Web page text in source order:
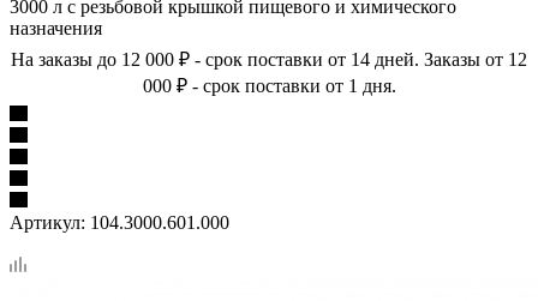
3000 л с резьбовой крышкой пищевого и химического
назначения
На заказы до 12 000 ₽ - срок поставки от 14 дней. Заказы от 12
000 ₽ - срок поставки от 1 дня.
Артикул: 104.3000.601.000